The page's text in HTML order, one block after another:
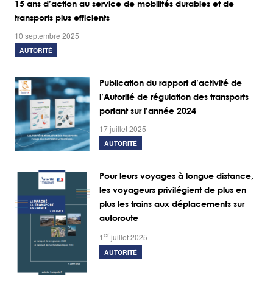
15 ans d’action au service de mobilités durables et de
transports plus efficients
10 septembre 2025
AUTORITÉ
Publication du rapport d’activité de
l’Autorité de régulation des transports
portant sur l’année 2024
17 juillet 2025
AUTORITÉ
Pour leurs voyages à longue distance,
les voyageurs privilégient de plus en
plus les trains aux déplacements sur
autoroute
1 erjuillet 2025
AUTORITÉ